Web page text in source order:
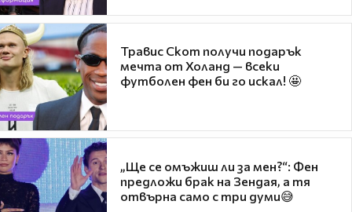
Травис Скот получи подарък
мечта от Холанд — всеки
футболен фен би го искал! 🤩
„Ще се омъжиш ли за мен?“: Фен
предложи брак на Зендая, а тя
отвърна само с три думи😅